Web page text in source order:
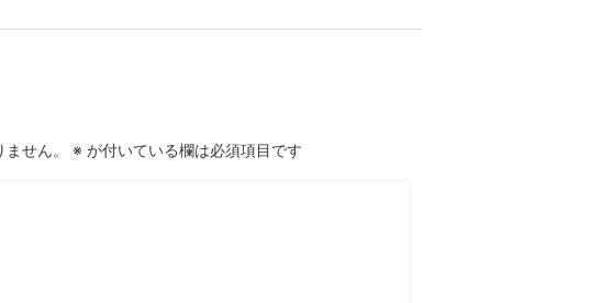
せん。 ※ が付いている欄は必須項目です